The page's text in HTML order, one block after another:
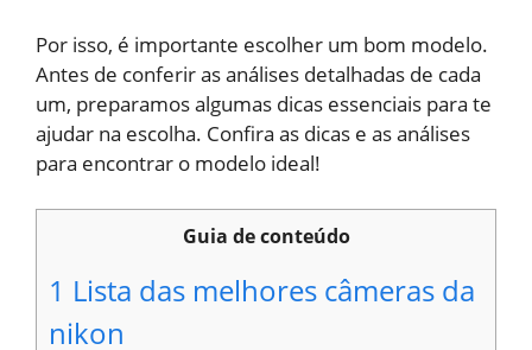
Por isso, é importante escolher um bom modelo.
Antes de conferir as análises detalhadas de cada
um, preparamos algumas dicas essenciais para te
ajudar na escolha. Confira as dicas e as análises
para encontrar o modelo ideal!
Guia de conteúdo
1 Lista das melhores câmeras da
nikon